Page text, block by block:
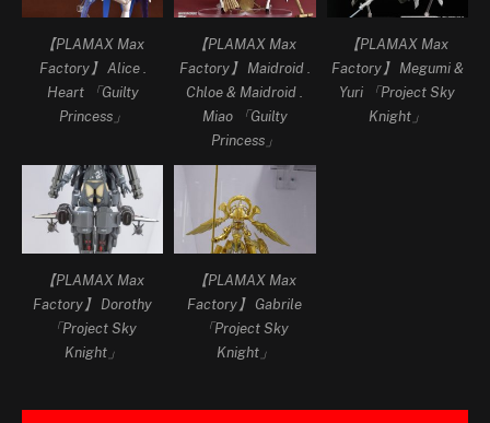
【PLAMAX Max
Factory】 Alice .
Heart 「Guilty
Princess」
【PLAMAX Max
Factory】 Maidroid .
Chloe & Maidroid .
Miao 「Guilty
Princess」
【PLAMAX Max
Factory】 Megumi &
Yuri 「Project Sky
Knight」
【PLAMAX Max
Factory】 Dorothy
「Project Sky
Knight」
【PLAMAX Max
Factory】 Gabrile
「Project Sky
Knight」